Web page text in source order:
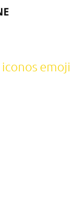
iconos emoji